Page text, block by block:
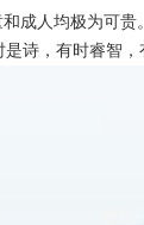
人均极为可贵
诗，有时睿智，